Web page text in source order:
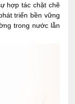
hợp tác chặt chẽ
triển bền vững
trong nước lẫn